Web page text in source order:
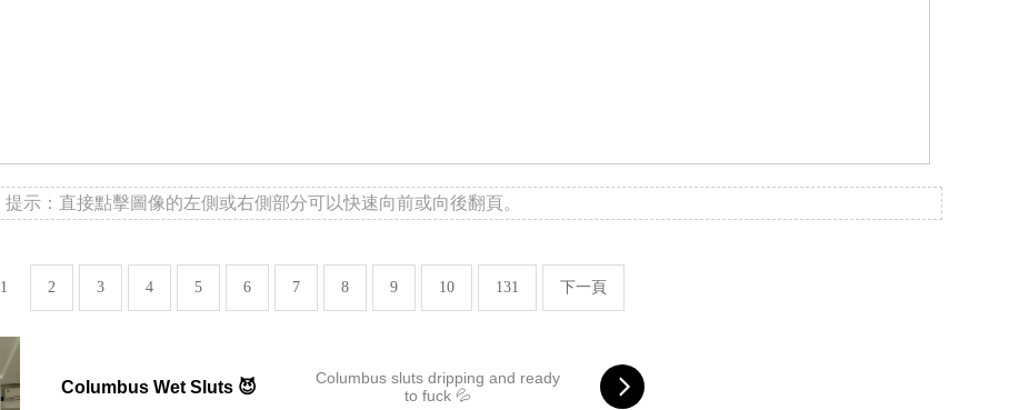
提示：直接點擊圖像的左側或右側部分可以快速向前或向後翻頁。
1 2 3 4 5 6 7 8 9 10 131 下一頁
Columbus Wet Sluts 😈
Columbus sluts dripping and ready
to fuck 💦